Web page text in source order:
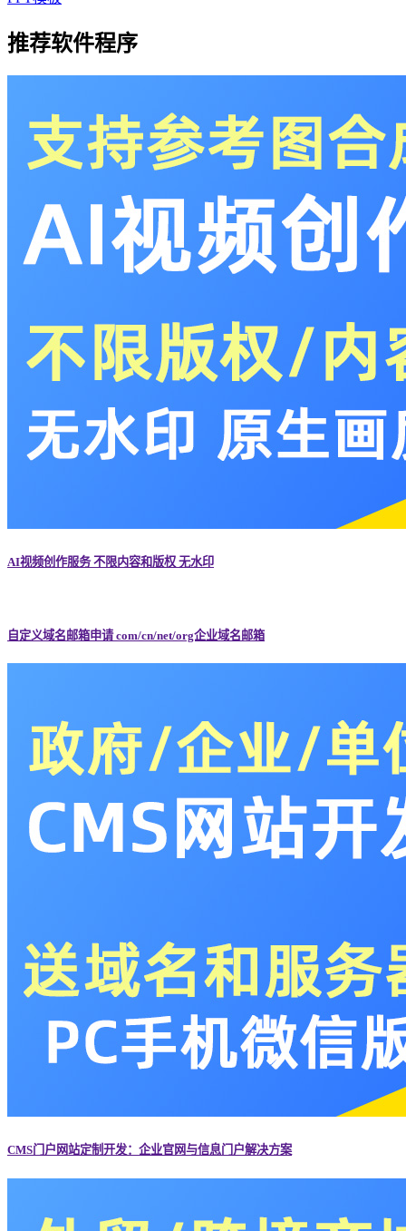
推荐软件程序
AI视频创作服务 不限内容和版权 无水印
自定义域名邮箱申请 com/cn/net/org企业域名邮箱
CMS门户网站定制开发：企业官网与信息门户解决方案